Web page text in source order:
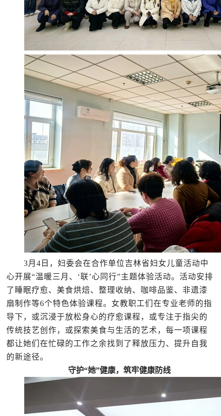
3月4日，妇委会在合作单位吉林省妇女儿童活动中
心开展“温暖三月、‘联’心同行”主题体验活动。活动安排
了睡眠疗愈、美食烘焙、整理收纳、咖啡品鉴、非遗漆
扇制作等6个特色体验课程。女教职工们在专业老师的指
导下，或沉浸于放松身心的疗愈课程，或专注于指尖的
传统技艺创作，或探索美食与生活的艺术，每一项课程
都让她们在忙碌的工作之余找到了释放压力、提升自我
的新途径。
守护“她”健康，筑牢健康防线